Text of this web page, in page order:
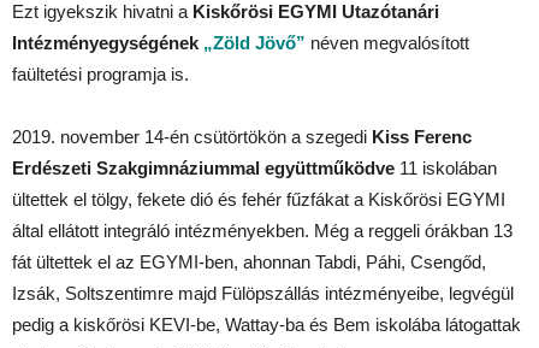
Ezt igyekszik hivatni a Kiskőrösi EGYMI Utazótanári
Intézményegységének „Zöld Jövő” néven megvalósított
faültetési programja is.
2019. november 14-én csütörtökön a szegedi Kiss Ferenc
Erdészeti Szakgimnáziummal együttműködve 11 iskolában
ültettek el tölgy, fekete dió és fehér fűzfákat a Kiskőrösi EGYMI
által ellátott integráló intézményekben. Még a reggeli órákban 13
fát ültettek el az EGYMI-ben, ahonnan Tabdi, Páhi, Csengőd,
Izsák, Soltszentimre majd Fülöpszállás intézményeibe, legvégül
pedig a kiskőrösi KEVI-be, Wattay-ba és Bem iskolába látogattak